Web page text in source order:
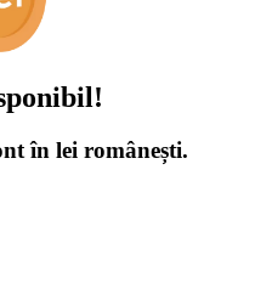
în lei românești.